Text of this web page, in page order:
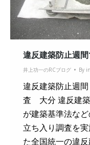
違反建築防止週間
井上功一のRCブログ By
違反建築防止週
査 大分 違反建
が建築基準法な
立ち入り調査を
た全国統一の違